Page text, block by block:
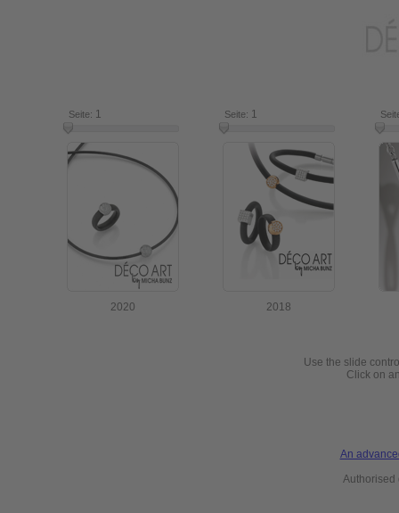
Seite: 1 Seite: 1
2020 2018
Use the slide
Click on
An
Authorised